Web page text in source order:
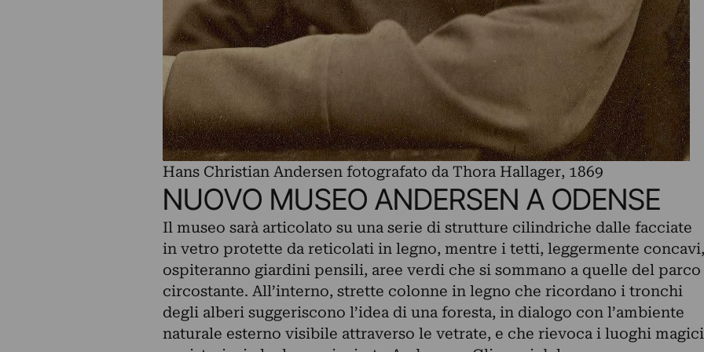
Hans Christian Andersen fotografato da Thora Hallager, 1869
NUOVO MUSEO ANDERSEN A ODENSE
Il museo sarà articolato su una serie di strutture cilindriche dalle facciate
in vetro protette da reticolati in legno, mentre i tetti, leggermente concavi,
ospiteranno giardini pensili, aree verdi che si sommano a quelle del parco
circostante. All’interno, strette colonne in legno che ricordano i tronchi
degli alberi suggeriscono l’idea di una foresta, in dialogo con l’ambiente
naturale esterno visibile attraverso le vetrate, e che rievoca i luoghi magici